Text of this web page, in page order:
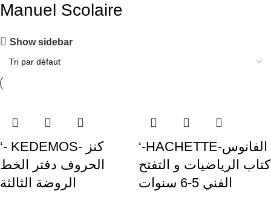
Manuel Scolaire
Show sidebar
‘- KEDEMOS- كنز
الحروف دفتر الخط
الروضة الثالثة
‘-HACHETTE-الفانوس
كتاب الرياضيات و التفتح
الفني 5-6 سنوات